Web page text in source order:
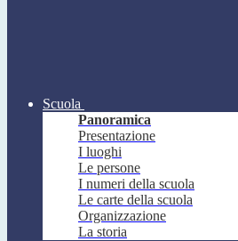
Scuola
Panoramica
Presentazione
I luoghi
Le persone
I numeri della scuola
Le carte della scuola
Organizzazione
La storia